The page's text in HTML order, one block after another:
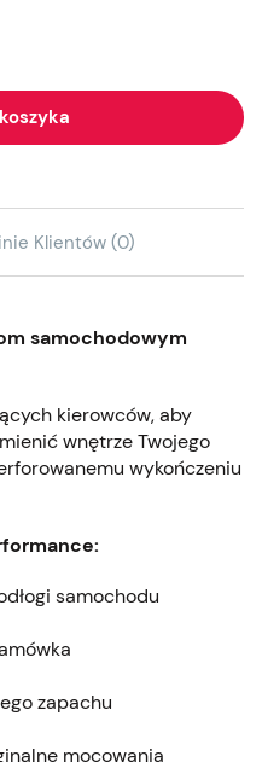
Klientów (0)
samochodowym
kierowców, aby
wnętrze Twojego
wykończeniu
samochodu
zapachu
mocowania